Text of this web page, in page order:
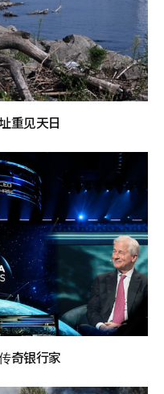
重见天日
奇银行家